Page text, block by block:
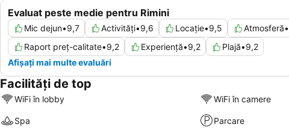
Evaluat peste medie pentru Rimini
Mic dejun•9,7 Activități•9,6 Locație•9,5 Atmosferă•
Raport preț-calitate•9,2 Experiență•9,2 Plajă•9,2
Afișați mai multe evaluări
Facilități de top
WiFi în lobby WiFi în camere
Spa Parcare